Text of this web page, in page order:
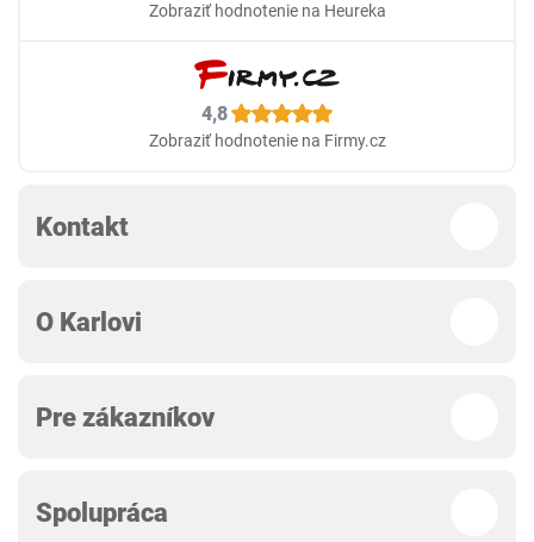
Zobraziť hodnotenie na Heureka
4,8
Zobraziť hodnotenie na Firmy.cz
Kontakt
O Karlovi
Pre zákazníkov
Spolupráca